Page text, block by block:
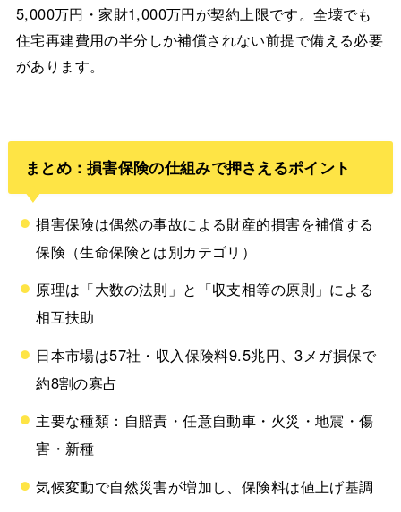
5,000万円・家財1,000万円が契約上限です。全壊でも
住宅再建費用の半分しか補償されない前提で備える必要
があります。
まとめ：損害保険の仕組みで押さえるポイント
損害保険は偶然の事故による財産的損害を補償する
保険（生命保険とは別カテゴリ）
原理は「大数の法則」と「収支相等の原則」による
相互扶助
日本市場は57社・収入保険料9.5兆円、3メガ損保で
約8割の寡占
主要な種類：自賠責・任意自動車・火災・地震・傷
害・新種
気候変動で自然災害が増加し、保険料は値上げ基調